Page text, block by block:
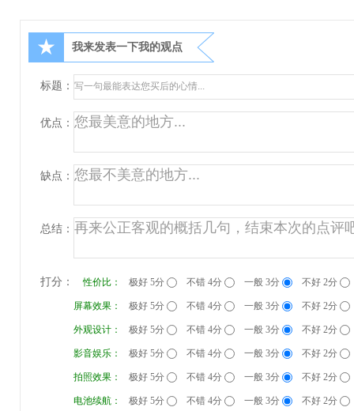
★ 我来发表一下我的观点
标题：
优点：
缺点：
总结：
打分： 性价比： 极好 5分 不错 4分 一般 3分 不好 2分
屏幕效果： 极好 5分 不错 4分 一般 3分 不好 2分
外观设计： 极好 5分 不错 4分 一般 3分 不好 2分
影音娱乐： 极好 5分 不错 4分 一般 3分 不好 2分
拍照效果： 极好 5分 不错 4分 一般 3分 不好 2分
电池续航： 极好 5分 不错 4分 一般 3分 不好 2分